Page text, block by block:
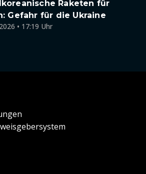
Raketen für
Gefahr für die Ukraine
• 17:19 Uhr